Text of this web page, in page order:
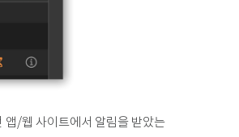
앱/웹 사이트에서 알림을 받았는